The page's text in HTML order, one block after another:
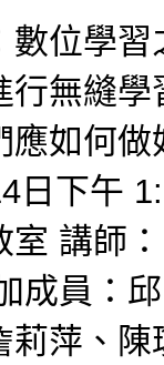
數位學
行無縫
應如何
日下午
室 講師
成員：
莉萍、